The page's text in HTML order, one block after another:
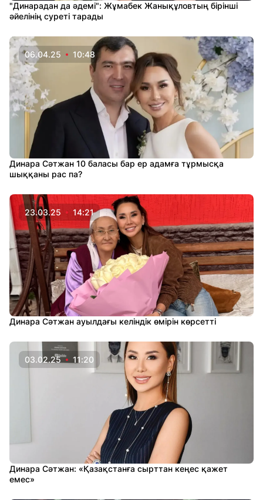
"Динарадан да әдемі": Жұмабек Жанықұловтың бірінші
әйелінің суреті тарады
06.04.25 10:48
Динара Сәтжан 10 баласы бар ер адамға тұрмысқа
шыққаны рас па?
23.03.25 14:21
Динара Сәтжан ауылдағы келіндік өмірін көрсетті
03.02.25 11:20
Динара Сәтжан: «Қазақстанға сырттан кеңес қажет
емес»